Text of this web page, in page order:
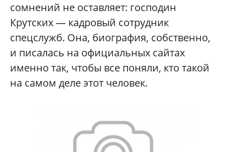
сомнений не оставляет: господин
Крутских — кадровый сотрудник
спецслужб. Она, биография, собственно,
и писалась на официальных сайтах
именно так, чтобы все поняли, кто такой
на самом деле этот человек.